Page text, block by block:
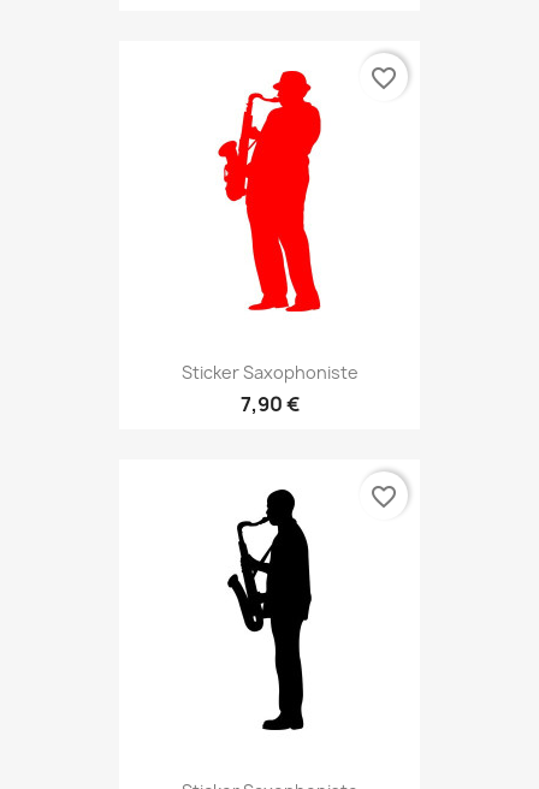
Sticker Saxophoniste
7,90 €
favorite_border
favorite_border